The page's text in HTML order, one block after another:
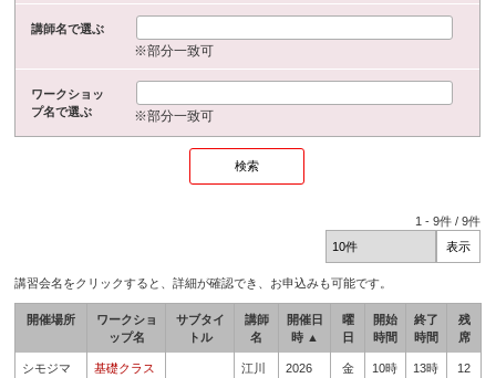
講師名で選ぶ
※部分一致可
ワークショッ
プ名で選ぶ
※部分一致可
1 -9件 /9件
講習会名をクリックすると、詳細が確認でき、お申込みも可能です。
開催場所
ワークショ
ップ名
サブタイ
トル
講師
名
開催日
時 ▲
曜
日
開始
時間
終了
時間
残
席
シモジマ
基礎クラス 江川
2026
金
10時
13時
12